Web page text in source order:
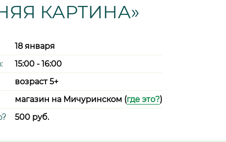
КАРТИНА»
18 января
15:00 - 16:00
возраст 5+
магазин на Мичуринском (где это?)
500 руб.